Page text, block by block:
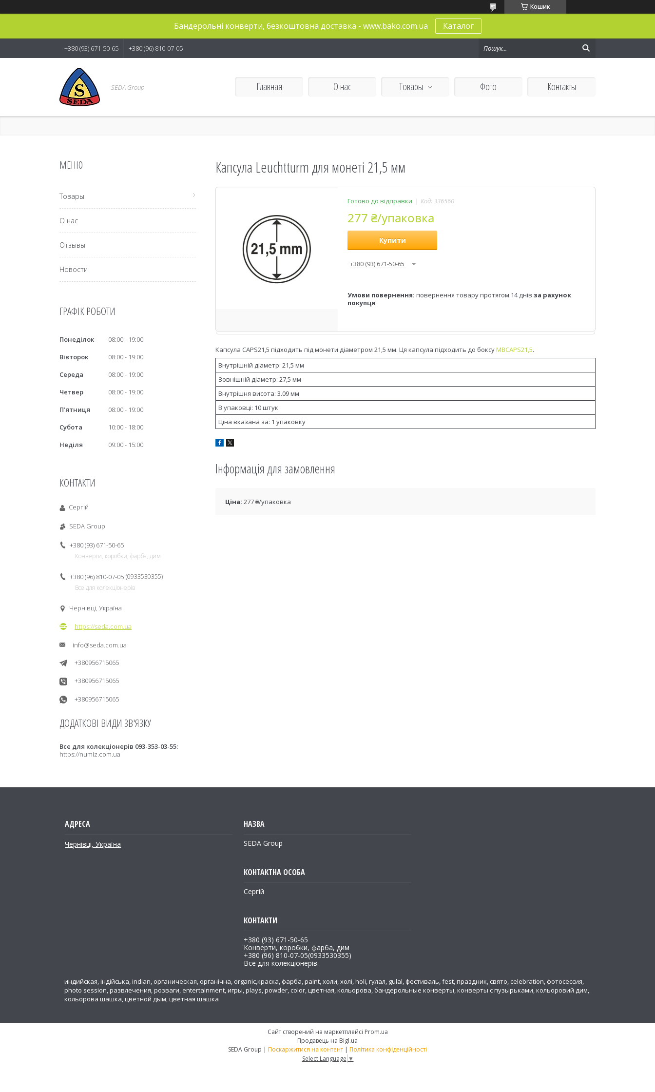
Кошик
Бандерольні конверти, безкоштовна доставка - www.bako.com.ua Каталог
+380 (93) 671-50-65 +380 (96) 810-07-05
SEDA Group Главная О нас Товары Фото Контакты
Капсула Leuchtturm для монеті 21,5 мм
Готово до відправки Код:336560
277 ₴/упаковка
Купити
+380 (93) 671-50-65
повернення товару протягом 14 днів за рахунок
покупця
Капсула CAPS21,5 підходить під монети діаметром 21,5 мм. Ця капсула підходить до боксуMBCAPS21,5.
Внутрішній діаметр: 21,5 мм
Зовнішній діаметр: 27,5 мм
Внутрішня висота: 3.09 мм
В упаковці: 10 штук
Ціна вказана за: 1 упаковку
Інформація для замовлення
Ціна: 277 ₴/упаковка
Товары
О нас
Отзывы
Новости
ГРАФІК РОБОТИ
Понеділок 08:00
19:00
Вівторок
08:00
19:00
Середа
08:00
19:00
Четвер
08:00
19:00
Пʼятниця
08:00
19:00
Субота
10:00
18:00
Неділя
09:00 15:00
КОНТАКТИ
Сергій
SEDA Group
+380 (93) 671-50-65
Конверти, коробки, фарба, дим
+380 (96) 810-07-05 0933530355
Все для колекціонерів
Чернівці, Україна
https://seda.com.ua
info@seda.com.ua
+380956715065
+380956715065
+380956715065
Все для колекціонерів 093-353-03-55
https://numiz.com.ua
Чернівці, Україна SEDA Group
Сергій
+380 (93) 671-50-65
Конверти, коробки, фарба, дим
+380 (96) 810-07-05 0933530355
Все для колекціонерів
индийская, індійська, indian, органическая, органічна, organic,краска, фарба, paint, холи, холі, holi, гулал, gulal, фестиваль, fest, праздник, свято, celebration, фотосессия,
photo session, развлечения, розваги, entertainment, игры, plays, powder, color, цветная, кольорова, бандерольные конверты, конверты с пузырьками, кольоровий дим,
кольорова шашка, цветной дым, цветная шашка
Сайт створений на маркетплейсі Prom.ua
Продавець на Bigl.ua
SEDA Group | Поскаржитися на контент | Політика конфіденційності
Select Language ▼